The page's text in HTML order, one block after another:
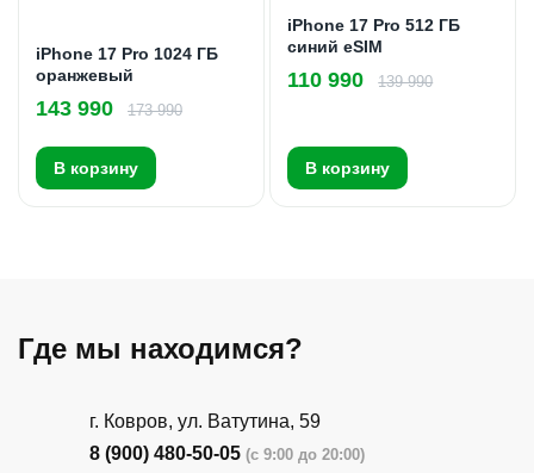
iPhone 17 Pro 1024 ГБ
оранжевый
143 990 173 990
В корзину
iPhone 17 Pro 512 ГБ
синий eSIM
110 990 139 990
В корзину
Где мы находимся?
г. Ковров, ул. Ватутина, 59
8 (900) 480-50-05 (с 9:00 до 20:00)